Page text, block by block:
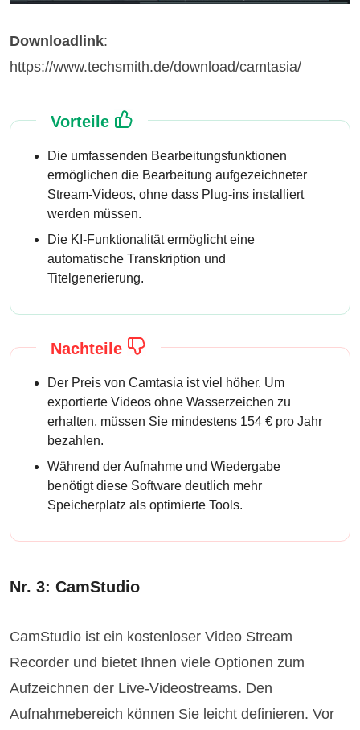
Downloadlink:
https://www.techsmith.de/download/camtasia/
Vorteile
Die umfassenden Bearbeitungsfunktionen
ermöglichen die Bearbeitung aufgezeichneter
Stream-Videos, ohne dass Plug-ins installiert
werden müssen.
Die KI-Funktionalität ermöglicht eine
automatische Transkription und
Titelgenerierung.
Nachteile
Der Preis von Camtasia ist viel höher. Um
exportierte Videos ohne Wasserzeichen zu
erhalten, müssen Sie mindestens 154 € pro Jahr
bezahlen.
Während der Aufnahme und Wiedergabe
benötigt diese Software deutlich mehr
Speicherplatz als optimierte Tools.
Nr. 3: CamStudio
CamStudio ist ein kostenloser Video Stream
Recorder und bietet Ihnen viele Optionen zum
Aufzeichnen der Live-Videostreams. Den
Aufnahmebereich können Sie leicht definieren. Vor